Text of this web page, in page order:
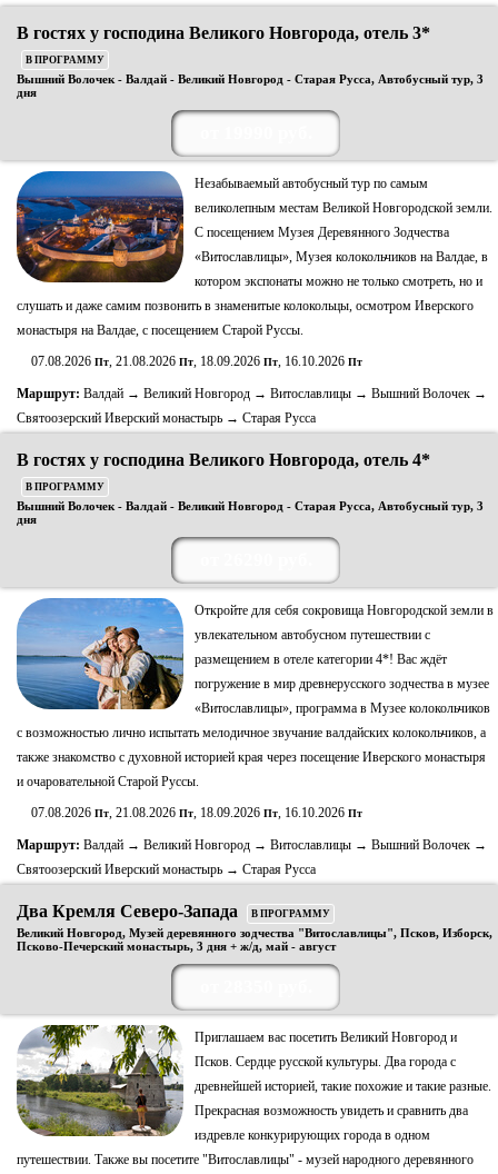
В гостях у господина Великого Новгорода, отель 3*
В ПРОГРАММУ
Вышний Волочек - Валдай - Великий Новгород - Старая Русса, Автобусный тур, 3
дня
Незабываемый автобусный тур по самым
великолепным местам Великой Новгородской земли.
С посещением Музея Деревянного Зодчества
«Витославлицы», Музея колокольчиков на Валдае, в
котором экспонаты можно не только смотреть, но и
слушать и даже самим позвонить в знаменитые колокольцы, осмотром Иверского
монастыря на Валдае, с посещением Старой Руссы.
07.08.2026 Пт, 21.08.2026 Пт, 18.09.2026 Пт, 16.10.2026 Пт
Маршрут: Валдай → Великий Новгород → Витославлицы → Вышний Волочек →
Святоозерский Иверский монастырь → Старая Русса
В гостях у господина Великого Новгорода, отель 4*
В ПРОГРАММУ
Вышний Волочек - Валдай - Великий Новгород - Старая Русса, Автобусный тур, 3
дня
Откройте для себя сокровища Новгородской земли в
увлекательном автобусном путешествии с
размещением в отеле категории 4*! Вас ждёт
погружение в мир древнерусского зодчества в музее
«Витославлицы», программа в Музее колокольчиков
с возможностью лично испытать мелодичное звучание валдайских колокольчиков, а
также знакомство с духовной историей края через посещение Иверского монастыря
и очаровательной Старой Руссы.
07.08.2026 Пт, 21.08.2026 Пт, 18.09.2026 Пт, 16.10.2026 Пт
Маршрут: Валдай → Великий Новгород → Витославлицы → Вышний Волочек →
Святоозерский Иверский монастырь → Старая Русса
Два Кремля Северо-Запада В ПРОГРАММУ
Великий Новгород, Музей деревянного зодчества "Витославлицы", Псков, Изборск,
Псково-Печерский монастырь, 3 дня + ж/д, май - август
Приглашаем вас посетить Великий Новгород и
Псков. Сердце русской культуры. Два города с
древнейшей историей, такие похожие и такие разные.
Прекрасная возможность увидеть и сравнить два
издревле конкурирующих города в одном
путешествии. Также вы посетите "Витославлицы" - музей народного деревянного